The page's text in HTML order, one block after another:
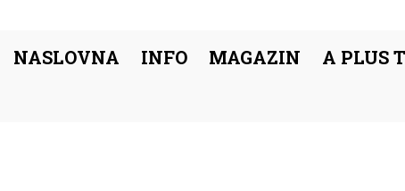
NASLOVNA INFO MAGAZIN A PLUS